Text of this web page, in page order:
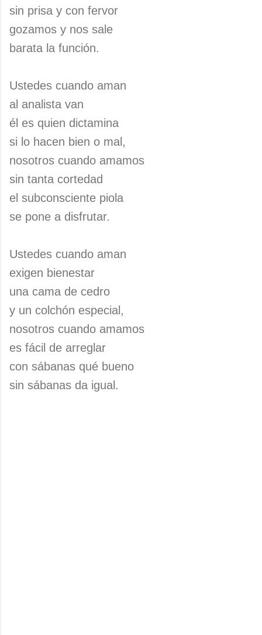
sin prisa y con fervor
gozamos y nos sale
barata la función.
Ustedes cuando aman
al analista van
él es quien dictamina
si lo hacen bien o mal,
nosotros cuando amamos
sin tanta cortedad
el subconsciente piola
se pone a disfrutar.
Ustedes cuando aman
exigen bienestar
una cama de cedro
y un colchón especial,
nosotros cuando amamos
es fácil de arreglar
con sábanas qué bueno
sin sábanas da igual.